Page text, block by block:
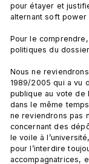
pour étayer et
alternant soft power
Pour le
politiques du
Nous ne
1989/2005 qui a vu
publique au vote de
dans le même
ne reviendrons pas
concernant des
le voile à
pour l’interdire
accompagnatrices,